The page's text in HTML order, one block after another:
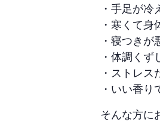
・手足が冷
・寒くて身
・寝つきが
・体調くず
・ストレス
・いい香り
そんな方に